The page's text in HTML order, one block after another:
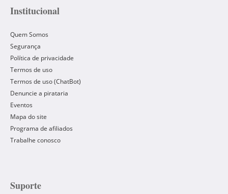
Institucional
Quem Somos
Segurança
Política de privacidade
Termos de uso
Termos de uso (ChatBot)
Denuncie a pirataria
Eventos
Mapa do site
Programa de afiliados
Trabalhe conosco
Suporte